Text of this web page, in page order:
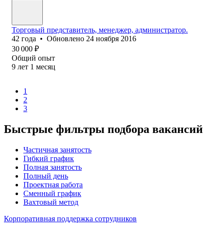
Торговый представитель, менеджер, администратор.
42 года • Обновлено 24 ноября 2016
30 000 ₽
Общий опыт
9 лет 1 месяц
1
2
3
Быстрые фильтры подбора вакансий
Частичная занятость
Гибкий график
Полная занятость
Полный день
Проектная работа
Сменный график
Вахтовый метод
Корпоративная поддержка сотрудников